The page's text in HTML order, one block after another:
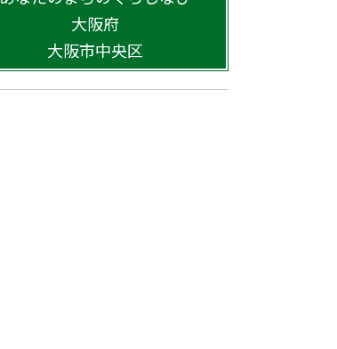
大阪府
大阪市中央区